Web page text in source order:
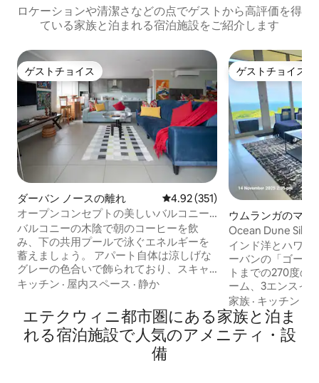
ロケーションや清潔さなどの点でゲストから高評価を得
ている家族と泊まれる宿泊施設をご紹介します
ゲストチョイス
ゲストチョイス
ダーバン ノースの離れ レビュー351件、5つ星中4.92つ
4.92 (351)
オープンコンセプトの美しいバルコニー
から海が見えます
バルコニーの木陰で朝のコーヒーを飲
み、下の共用プールで泳ぐエネルギーを
蓄えましょう。 アパート自体は涼しげな
グレーの色合いで飾られており、スキャ
ッタークッションと興味深いアート作品
古いヒョウの木陰にある素敵なベランダ
付きのユニット全体。 素晴らしいフルサ
イズのキッチン。 素敵な海の景色。広い
バスルーム。 快適なベッド。ソファーベ
キッチン · 屋内スペース · 静か
ゲストチョイス
ゲストチョイス
ウムランガのマン
パート
Ocean Dune
インド洋とハワー
ーバンの「ゴール
トまでの270度の
ーム、3エンスイ
全な必要なバック
妙なアパートメン
楽しめる4階のプ
ル、ラッププール
家族 · キッチン
エテクウィニ都市圏にある家族と泊ま
れる宿泊施設で人気のアメニティ・設
備